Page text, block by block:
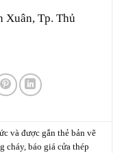
Xuân, Tp. Thủ
và được gắn thẻbản vẽ
cháy,báo giá cửa thép